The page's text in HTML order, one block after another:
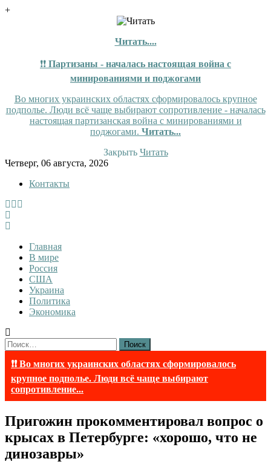
+
Читать....
❗❗ Партизаны - началась настоящая война с
минированиями и поджогами
Во многих украинских областях сформировалось крупное
подполье. Люди всё чаще выбирают сопротивление - началась
настоящая партизанская война с минированиями и
поджогами. Читать...
Закрыть Читать
Skip
content
Четверг, 06 августа, 2026
Контакты
InfoRuss
InfoRuss — Новости
Главная
В мире
Россия
США
Украина
Политика
Экономика
Найти:
❗❗ Во многих украинских областях сформировалось
крупное подполье. Люди всё чаще выбирают
сопротивление...
Пригожин прокомментировал вопрос о
крысах в Петербурге: «хорошо, что не
динозавры»